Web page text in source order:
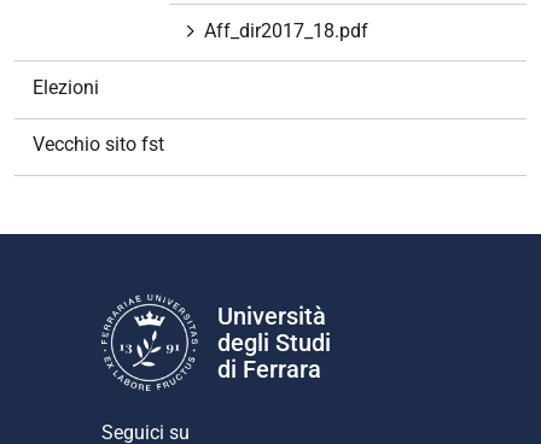
Aff_dir2017_18.pdf
Elezioni
Vecchio sito fst
Università
degli Studi
di Ferrara
Seguici su